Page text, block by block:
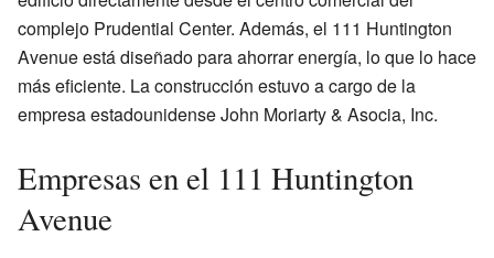
complejo Prudential Center. Además, el 111 Huntington
Avenue está diseñado para ahorrar energía, lo que lo hace
más eficiente. La construcción estuvo a cargo de la
empresa estadounidense John Moriarty & Asocia, Inc.
Empresas en el 111 Huntington
Avenue